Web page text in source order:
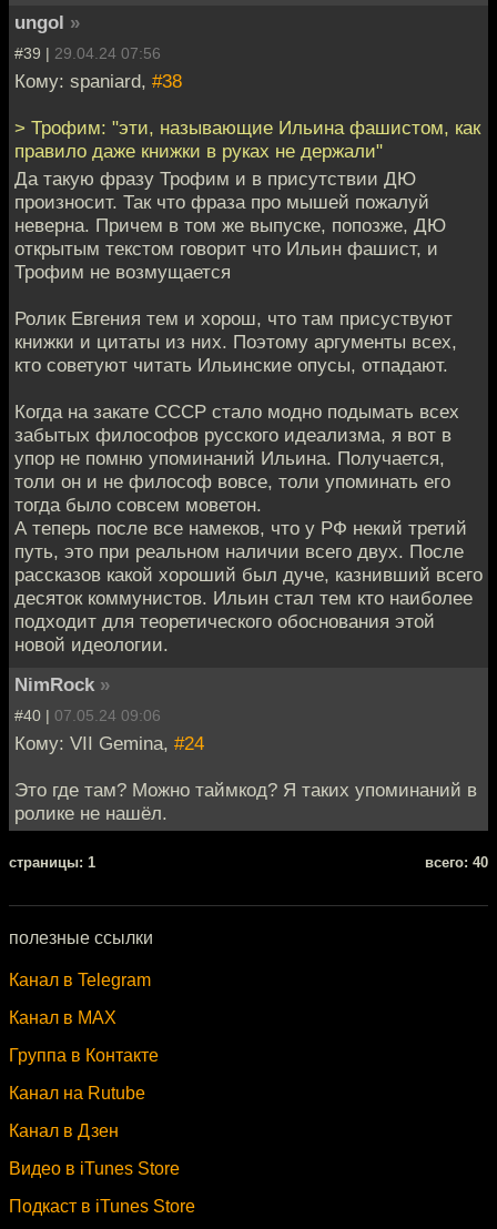
ungol »
#39 | 29.04.24 07:56
Кому: spaniard, #38
> Трофим: "эти, называющие Ильина фашистом, как
правило даже книжки в руках не держали"
Да такую фразу Трофим и в присутствии ДЮ
произносит. Так что фраза про мышей пожалуй
неверна. Причем в том же выпуске, попозже, ДЮ
открытым текстом говорит что Ильин фашист, и
Трофим не возмущается
Ролик Евгения тем и хорош, что там присуствуют
книжки и цитаты из них. Поэтому аргументы всех,
кто советуют читать Ильинские опусы, отпадают.
Когда на закате СССР стало модно подымать всех
забытых философов русского идеализма, я вот в
упор не помню упоминаний Ильина. Получается,
толи он и не философ вовсе, толи упоминать его
тогда было совсем моветон.
А теперь после все намеков, что у РФ некий третий
путь, это при реальном наличии всего двух. После
рассказов какой хороший был дуче, казнивший всего
десяток коммунистов. Ильин стал тем кто наиболее
подходит для теоретического обоснования этой
новой идеологии.
NimRock »
#40 | 07.05.24 09:06
Кому: VII Gemina, #24
Это где там? Можно таймкод? Я таких упоминаний в
ролике не нашёл.
cтраницы: 1 всего: 40
полезные ссылки
Канал в Telegram
Канал в MAX
Группа в Контакте
Канал на Rutube
Канал в Дзен
Видео в iTunes Store
Подкаст в iTunes Store